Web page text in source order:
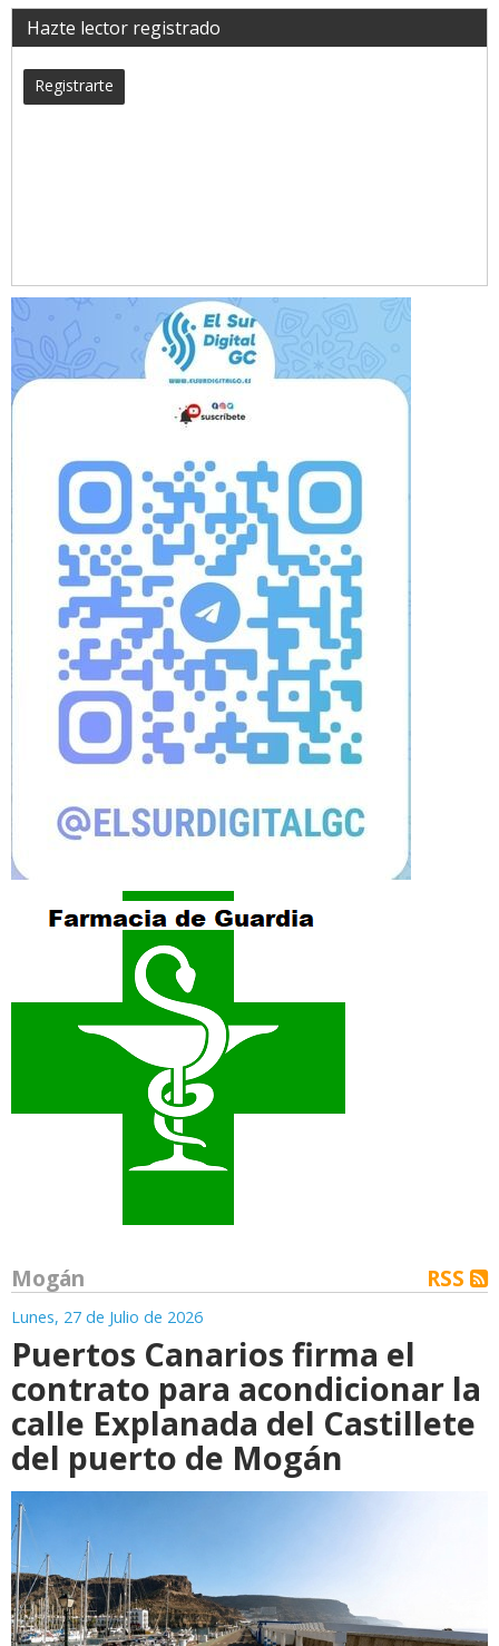
Hazte lector registrado
Registrarte
Mogán RSS
Lunes, 27 de Julio de 2026
Puertos Canarios firma el
contrato para acondicionar la
calle Explanada del Castillete
del puerto de Mogán